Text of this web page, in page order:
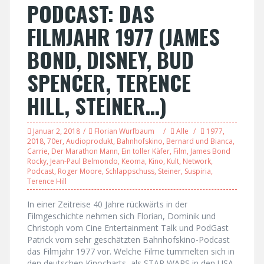
PODCAST: DAS
FILMJAHR 1977 (JAMES
BOND, DISNEY, BUD
SPENCER, TERENCE
HILL, STEINER…)
Januar 2, 2018 Florian Wurfbaum Alle 1977,
2018, 70er, Audioprodukt, Bahnhofskino, Bernard und Bianca,
Carrie, Der Marathon Mann, Ein toller Käfer, Film, James Bond
Rocky, Jean-Paul Belmondo, Keoma, Kino, Kult, Network,
Podcast, Roger Moore, Schlappschuss, Steiner, Suspiria,
Terence Hill
In einer Zeitreise 40 Jahre rückwärts in der
Filmgeschichte nehmen sich Florian, Dominik und
Christoph vom Cine Entertainment Talk und PodGast
Patrick vom sehr geschätzten Bahnhofskino-Podcast
das Filmjahr 1977 vor. Welche Filme tummelten sich in